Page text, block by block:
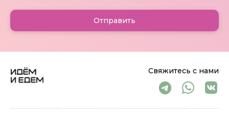
Свяжитесь с нами
Отправить